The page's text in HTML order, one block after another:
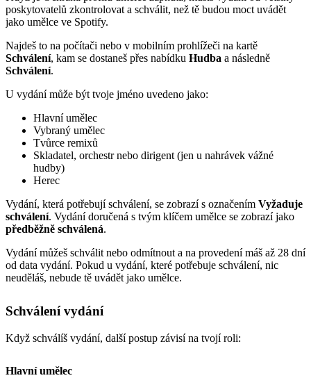
poskytovatelů zkontrolovat a schválit, než tě budou moct uvádět
jako umělce ve Spotify.
Najdeš to na počítači nebo v mobilním prohlížeči na kartě
Schválení, kam se dostaneš přes nabídku Hudba a následně
Schválení.
U vydání může být tvoje jméno uvedeno jako:
Hlavní umělec
Vybraný umělec
Tvůrce remixů
Skladatel, orchestr nebo dirigent (jen u nahrávek vážné
hudby)
Herec
Vydání, která potřebují schválení, se zobrazí s označením Vyžaduje
schválení. Vydání doručená s tvým klíčem umělce se zobrazí jako
předběžně schválená.
Vydání můžeš schválit nebo odmítnout a na provedení máš až 28 dní
od data vydání. Pokud u vydání, které potřebuje schválení, nic
neuděláš, nebude tě uvádět jako umělce.
Schválení vydání
Když schválíš vydání, další postup závisí na tvojí roli:
Hlavní umělec